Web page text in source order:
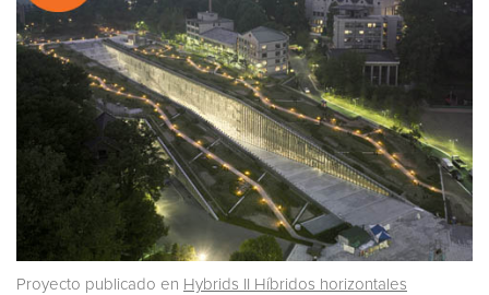
Proyecto publicado en Hybrids II Híbridos horizontales